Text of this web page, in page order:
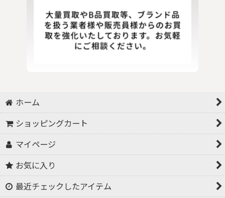
ホーム
ショッピングカート
マイページ
お気に入り
最近チェックしたアイテム